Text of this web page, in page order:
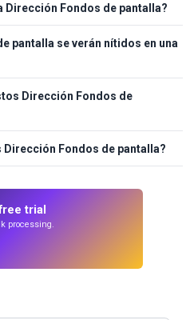
Dirección Fondos de pantalla?
pantalla se verán nítidos en una
Dirección Fondos de
Fondos de pantalla?
trial
processing.